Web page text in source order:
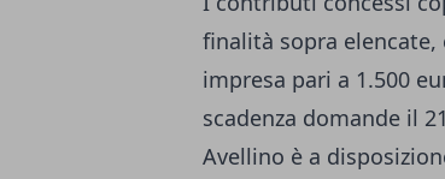
finalità sopra
impresa pari a 1.500
scadenza domande il
Avellino è a